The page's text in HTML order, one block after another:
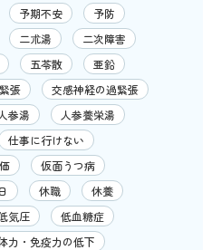
予期不安
予防
二朮湯
二次障害
五苓散
亜鉛
張
交感神経の過緊張
人参湯
人参養栄湯
仕事に行けない
仮面うつ病
休職
休養
気圧
低血糖症
力・免疫力の低下